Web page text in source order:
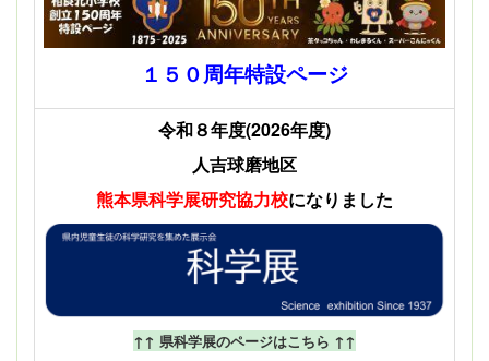
１５０周年特設ページ
令和８年度(2026年度)
人吉球磨地区
熊本県科学展研究協力校になりました
↑↑ 県科学展のページはこちら ↑↑